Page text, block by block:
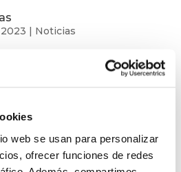
web se usan para personalizar
ofrecer funciones de redes
2023 | Noticias
hace falta querer ayudar”
siempre repetimos en Balia
Por eso agradecemos
que durante la...